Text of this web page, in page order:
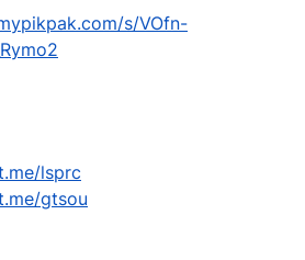
s/VOfn-
lsprc
gtsou